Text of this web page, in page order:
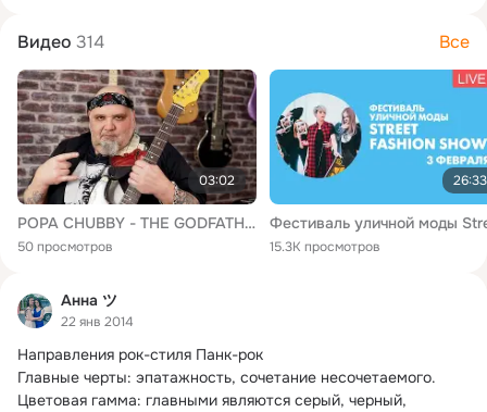
Видео 314 Все
03:02
POPA CHUBBY - THE GODFATHER THEME (2023) 1080p
50 просмотров
26:33
15.3K просмотров
Анна ツ
22 янв 2014
Направления рок-стиля Панк-рок
Главные черты: эпатажность, сочетание несочетаемого.
Цветовая гамма: главными являются серый, черный,